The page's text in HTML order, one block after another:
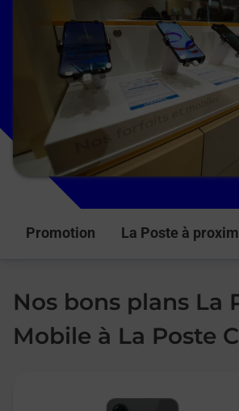
Promotion La Poste à
Nos bons plans La
Mobile à La Poste